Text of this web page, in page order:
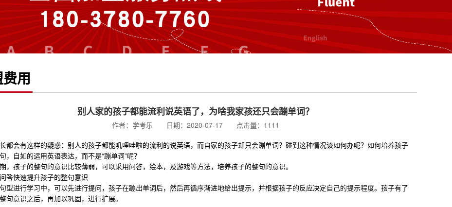
用
别人家的孩子都能流利说英语了，为啥我家孩还只会蹦单词？
作者：学考乐 日期：2020-07-17 点击量：1111
都会有这样的疑惑：别人的孩子都能叽哩哇啦的流利的说英语，而自家的孩子却只会蹦单词？碰到这种情况该如何办呢？如何培养孩子
，自如的运用英语表达，而不是“蹦单词”呢？
，孩子的整句的意识比较薄弱，可以采用问答，绘本，及游戏等方法，培养孩子的整句的意识。
答快速提升孩子的整句意识
型进行学习中，可以先进行提问，孩子在蹦出单词后，然后再循序渐进地给出提示，并根据孩子的反应决定自己的提示程度。孩子有了
句意识之后，再加以巩固，进行扩展。